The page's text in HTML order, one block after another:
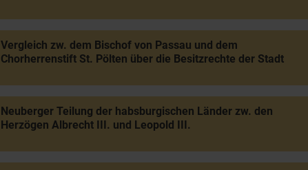
Vergleich zw. dem Bischof von Passau und dem
Chorherrenstift St. Pölten über die Besitzrechte der Stadt
Neuberger Teilung der habsburgischen Länder zw. den
Herzögen Albrecht III. und Leopold III.